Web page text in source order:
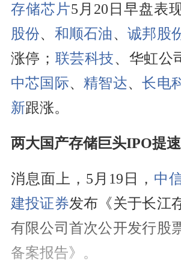
存储芯片5月20日早盘表
股份、 和顺石油、诚邦股
涨停； 联芸科技、华虹公
中芯国际、精智达、长电
新跟涨。
两大国产存储巨头IPO提速
消息面上，5月19日， 中
建投证券发布《关于长江
有限公司首次公开发行股
备案报告》。